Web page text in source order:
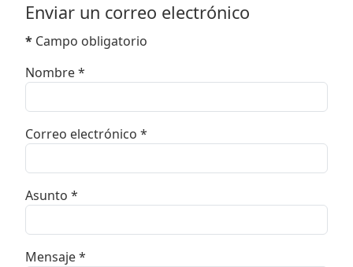
Enviar un correo electrónico
* Campo obligatorio
Nombre*
Correo electrónico *
Asunto *
Mensaje*